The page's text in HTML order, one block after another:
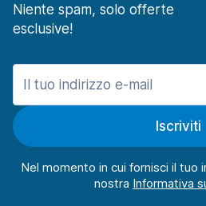
Niente spam, solo offerte
esclusive!
Iscriviti
Nel momento in cui fornisci il tuo
nostra